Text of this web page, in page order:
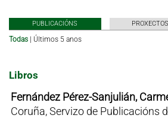
PUBLICACIÓNS
Todas Últimos 5 anos
Libros
Fernández Pérez-Sanjulián,
Coruña, Servizo de Publicacións